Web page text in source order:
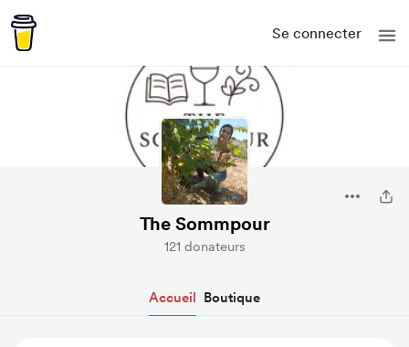
Se connecter
The Sommpour
121 donateurs
Accueil Boutique